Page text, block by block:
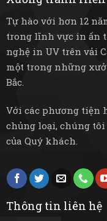
Tự hào với hơn 12
trong lĩnh vực in ấn
nghệ in UV trên vải
một trong những
Bắc.
Với các phương tiện
chủng loại, chúng tôi
của Quý khách.
Thông tin liên hệ